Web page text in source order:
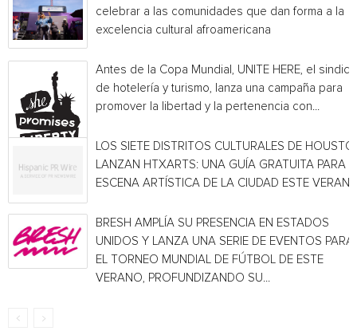
celebrar a las comunidades que dan forma a la
excelencia cultural afroamericana
Antes de la Copa Mundial, UNITE HERE, el
de hotelería y turismo, lanza una campaña para
promover la libertad y la pertenencia con...
LOS SIETE DISTRITOS CULTURALES DE
LANZAN HTXARTS: UNA GUÍA GRATUITA PARA
ESCENA ARTÍSTICA DE LA CIUDAD ESTE
BRESH AMPLÍA SU PRESENCIA EN ESTADOS
UNIDOS Y LANZA UNA SERIE DE EVENTOS PARA
EL TORNEO MUNDIAL DE FÚTBOL DE ESTE
VERANO, PROFUNDIZANDO SU...